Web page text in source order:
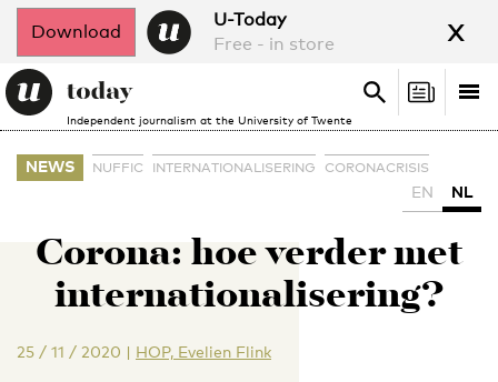
Download
U-Today
Free - in store
x
Independent journalism at the University of Twente
Search
Search
NEWS NUFFIC INTERNATIONALISERING CORONACRISIS
EN NL
Corona: hoe verder met
internationalisering?
25 / 11 / 2020 | HOP, Evelien Flink